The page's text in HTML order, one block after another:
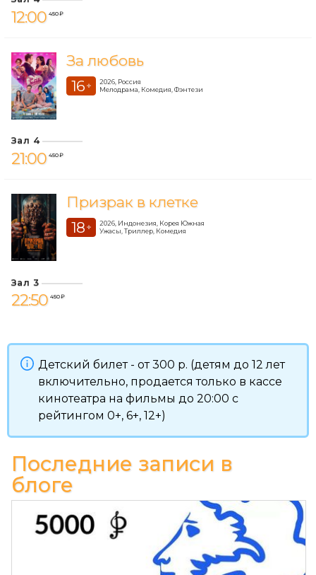
12:00 450 ₽
За любовь
16 +
2026, Россия
Мелодрама, Комедия, Фэнтези
Зал 4
21:00 450 ₽
Призрак в клетке
18 +
2026, Индонезия, Корея Южная
Ужасы, Триллер, Комедия
Зал 3
22:50 450 ₽
Детский билет - от 300 р. (детям до 12 лет
включительно, продается только в кассе
кинотеатра на фильмы до 20:00 с
рейтингом 0+, 6+, 12+)
Последние записи в
блоге